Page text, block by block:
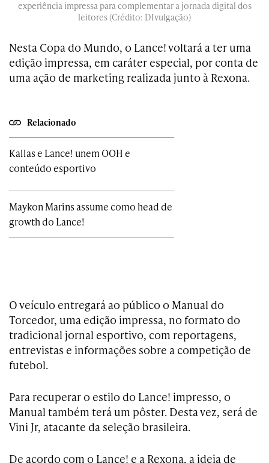
experiência impressa para complementar a jornada digital dos
leitores (Crédito: DIvulgação)
Nesta Copa do Mundo, o Lance! voltará a ter uma
edição impressa, em caráter especial, por conta de
uma ação de marketing realizada junto à Rexona.
Relacionado
Kallas e Lance! unem OOH e
conteúdo esportivo
Maykon Marins assume como head de
growth do Lance!
O veículo entregará ao público o Manual do
Torcedor, uma edição impressa, no formato do
tradicional jornal esportivo, com reportagens,
entrevistas e informações sobre a competição de
futebol.
Para recuperar o estilo do Lance! impresso, o
Manual também terá um pôster. Desta vez, será de
Vini Jr, atacante da seleção brasileira.
De acordo com o Lance! e a Rexona, a ideia de